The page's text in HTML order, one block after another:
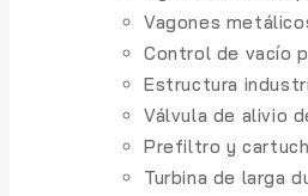
Vagones
Control de vacío
Estructura
Válvula de alivio
Prefiltro y
Turbina de larga